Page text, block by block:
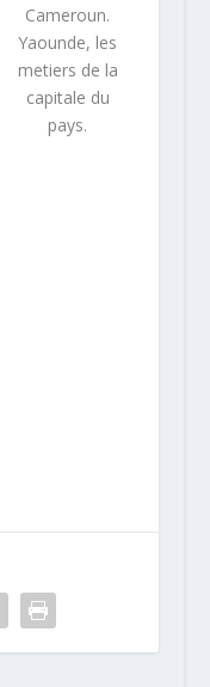
Cameroun.
Yaounde, les
metiers de la
capitale du
pays.